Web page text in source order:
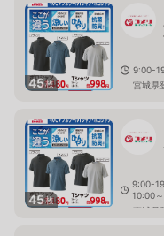
45枚
9:00-
宮城県
45枚
9:00-
10:00～
宮城県